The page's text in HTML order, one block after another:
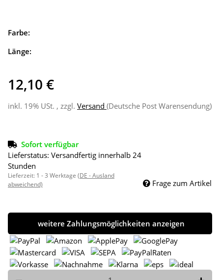
Farbe:
Länge:
12,10 €
inkl. 19% USt. , zzgl. Versand (Deutsche Post Warensendung)
Sofort verfügbar
Lieferstatus: Versandfertig innerhalb 24
Stunden
Lieferzeit: 1 - 3 Werktage (DE - Ausland
abweichend)
Frage zum Artikel
weitere Zahlungsmöglichkeiten anzeigen